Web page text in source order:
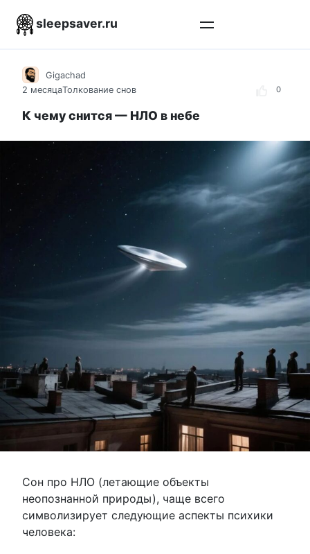
sleepsaver.ru
0
Gigachad
2 месяцаТолкование снов
К чему снится — НЛО в небе
Сон про НЛО (летающие объекты
неопознанной природы), чаще всего
символизирует следующие аспекты психики
человека: